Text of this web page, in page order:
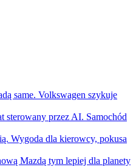
same. Volkswagen szykuje
sterowany przez AI. Samochód
Wygoda dla kierowcy, pokusa
Mazdą tym lepiej dla planety